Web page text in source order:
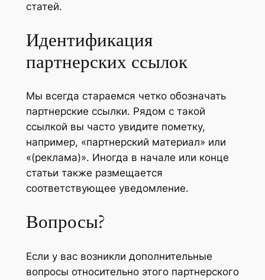
статей.
Идентификация
партнерских ссылок
Мы всегда стараемся четко обозначать
партнерские ссылки. Рядом с такой
ссылкой вы часто увидите пометку,
например, «партнерский материал» или
«(реклама)». Иногда в начале или конце
статьи также размещается
соответствующее уведомление.
Вопросы?
Если у вас возникли дополнительные
вопросы относительно этого партнерского